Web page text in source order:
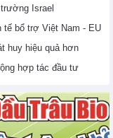
Israel
tế bổ trợ Việt Nam - EU
huy hiệu quả hơn
hợp tác đầu tư